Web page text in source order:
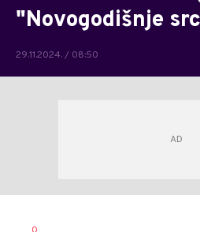
"Novogodišnje
29.11.2024. / 08:50
AUTOR